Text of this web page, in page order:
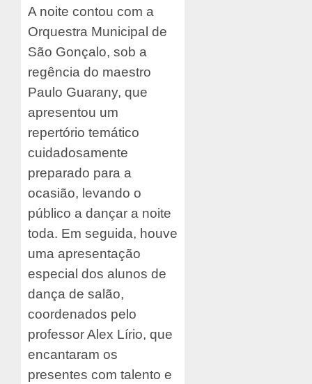
A noite contou com a
Orquestra Municipal de
São Gonçalo, sob a
regência do maestro
Paulo Guarany, que
apresentou um
repertório temático
cuidadosamente
preparado para a
ocasião, levando o
público a dançar a noite
toda. Em seguida, houve
uma apresentação
especial dos alunos de
dança de salão,
coordenados pelo
professor Alex Lírio, que
encantaram os
presentes com talento e